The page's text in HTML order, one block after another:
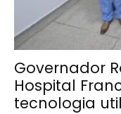
Governador
Hospital
tecnologia